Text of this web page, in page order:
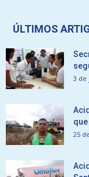
ÚLTIMOS
3 de
25